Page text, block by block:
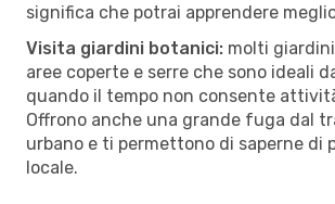
significa che potrai apprendere
Visita giardini botanici: molti
aree coperte e serre che sono ideali
quando il tempo non consente
Offrono anche una grande fuga dal
urbano e ti permettono di saperne di
locale.